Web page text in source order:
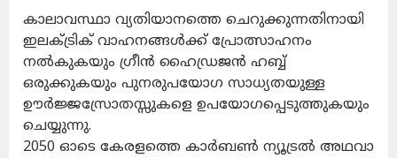
കാലാവസ്ഥാ വ്യതിയാനത്തെ ചെറുക്കുന്നതിനായി
ഇലക്ട്രിക് വാഹനങ്ങൾക്ക് പ്രോത്സാഹനം
നൽകുകയും ഗ്രീൻ ഹൈഡ്രജൻ ഹബ്ബ്
ഒരുക്കുകയും പുനരുപയോഗ സാധ്യതയുള്ള
ഊർജ്ജസ്രോതസ്സുകളെ ഉപയോഗപ്പെടുത്തുകയും
ചെയ്യുന്നു.
2050 ഓടെ കേരളത്തെ കാർബൺ ന്യൂട്രൽ അഥവാ